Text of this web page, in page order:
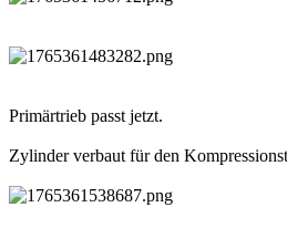
Primärtrieb passt jetzt.
Zylinder verbaut für den